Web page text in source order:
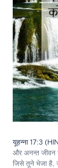
यूहन्ना 17:3
और अनन्त जीवन
जिसे तूने भेजा है,